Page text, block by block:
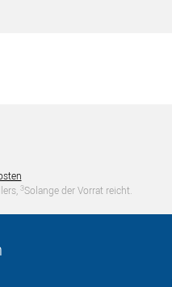
3Solange der Vorrat reicht.